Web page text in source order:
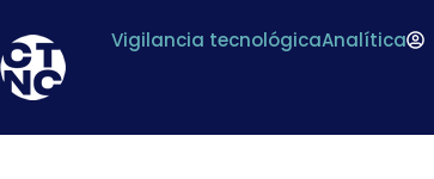
Vigilancia tecnológicaAnalítica